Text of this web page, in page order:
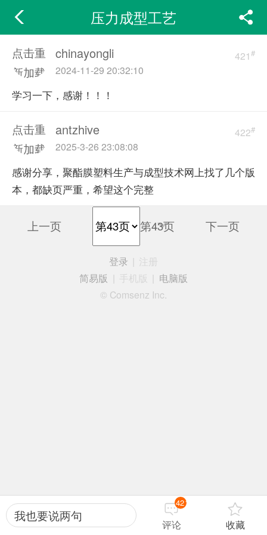
压力成型工艺
点击重
新加载
421#
chinayongli
2024-11-29 20:32:10
学习一下，感谢！！！
点击重
新加载
422#
antzhive
2025-3-26 23:08:08
感谢分享，聚酯膜塑料生产与成型技术网上找了几个版
本，都缺页严重，希望这个完整
上一页 第43页 下一页
我也要说两句
421
评论 收藏
登录
注册
简易版
手机版
电脑版
© Comsenz Inc.